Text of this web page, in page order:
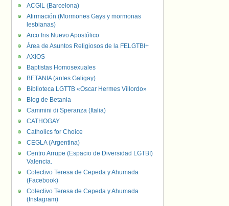
ACGIL (Barcelona)
Afirmación (Mormones Gays y mormonas
lesbianas)
Arco Iris Nuevo Apostólico
Área de Asuntos Religiosos de la FELGTBI+
AXIOS
Baptistas Homosexuales
BETANIA (antes Galigay)
Biblioteca LGTTB «Oscar Hermes Villordo»
Blog de Betania
Cammini di Speranza (Italia)
CATHOGAY
Catholics for Choice
CEGLA (Argentina)
Centro Arrupe (Espacio de Diversidad LGTBI)
Valencia.
Colectivo Teresa de Cepeda y Ahumada
(Facebook)
Colectivo Teresa de Cepeda y Ahumada
(Instagram)